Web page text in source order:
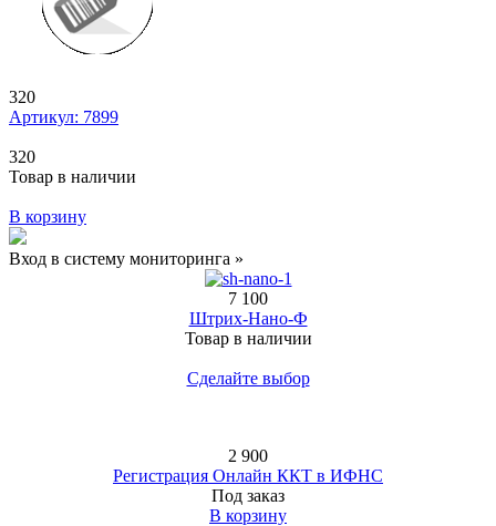
320
Артикул: 7899
320
Товар в наличии
В корзину
Вход в систему мониторинга »
7 100
Штрих-Нано-Ф
Товар в наличии
Сделайте выбор
2 900
Регистрация Онлайн ККТ в ИФНС
Под заказ
В корзину